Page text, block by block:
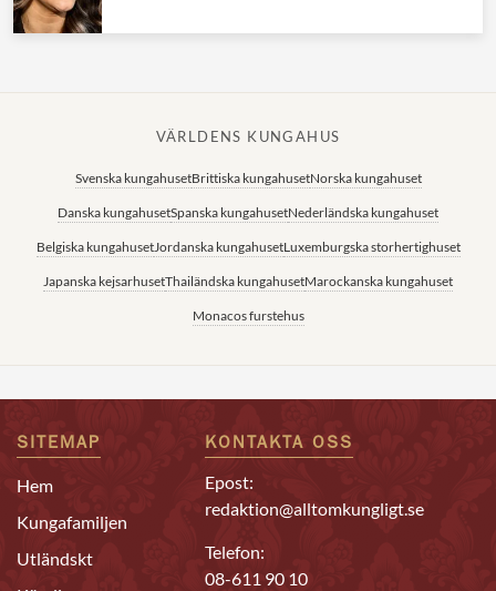
VÄRLDENS KUNGAHUS
Svenska kungahusetBrittiska kungahusetNorska kungahuset
Danska kungahusetSpanska kungahusetNederländska kungahuset
Belgiska kungahusetJordanska kungahusetLuxemburgska storhertighuset
Japanska kejsarhusetThailändska kungahusetMarockanska kungahuset
Monacos furstehus
SITEMAP
Hem
Kungafamiljen
Utländskt
KONTAKTA OSS
Epost:
redaktion@alltomkungligt.se
Telefon:
08-611 90 10